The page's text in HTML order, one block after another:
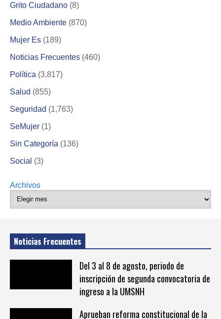
Grito Ciudadano (8)
Medio Ambiente (870)
Mujer Es (189)
Noticias Frecuentes (460)
Política (3,817)
Salud (855)
Seguridad (1,763)
SeMujer (1)
Sin Categoría (136)
Social (3)
Archivos
Noticias Frecuentes
Del 3 al 8 de agosto, periodo de
inscripción de segunda convocatoria de
ingreso a la UMSNH
Aprueban reforma constitucional de la